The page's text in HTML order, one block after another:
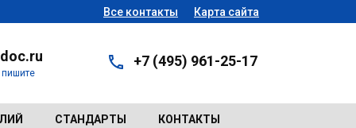
Все контакты Карта сайта
+7 (495) 961-25-17
СТАНДАРТЫ КОНТАКТЫ